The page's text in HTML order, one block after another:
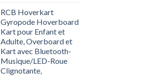
RCB Hoverkart
Gyropode Hoverboard
Kart pour Enfant et
Adulte, Overboard et
Kart avec Bluetooth-
Musique/LED-Roue
Clignotante,